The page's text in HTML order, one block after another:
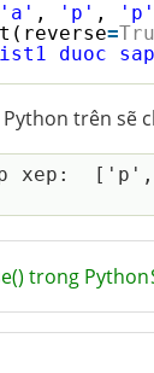
'a' , 'p' , 'p'
=
duoc
trên sẽ
xep:
trong Python